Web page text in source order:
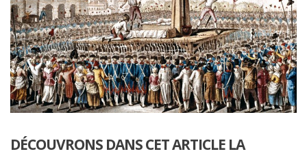
DÉCOUVRONS DANS CET ARTICLE LA